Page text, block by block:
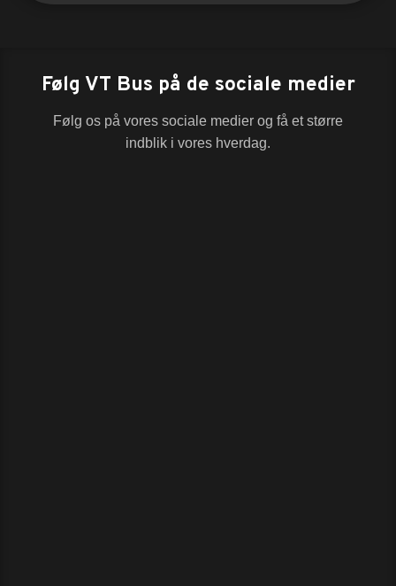
Følg VT Bus på de sociale medier
Følg os på vores sociale medier og få et større
indblik i vores hverdag.